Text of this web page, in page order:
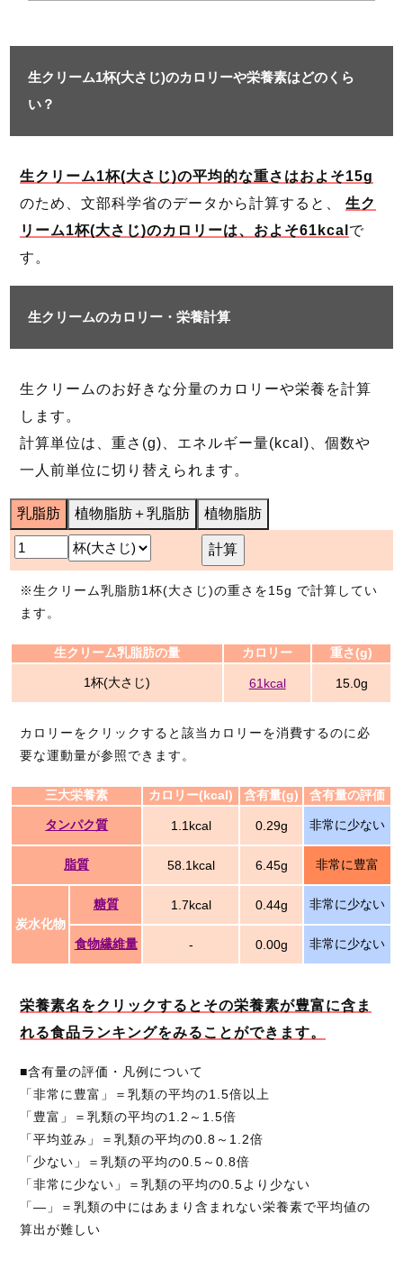
生クリーム1杯(大さじ)のカロリーや栄養素はどのくら
い？
生クリーム1杯(大さじ)の平均的な重さはおよそ15g
のため、文部科学省のデータから計算すると、 生ク
リーム1杯(大さじ)のカロリーは、およそ61kcal で
す。
生クリームのカロリー・栄養計算
生クリームのお好きな分量のカロリーや栄養を計算
します。
計算単位は、重さ(g)、エネルギー量(kcal)、個数や
一人前単位に切り替えられます。
乳脂肪 植物脂肪＋乳脂肪 植物脂肪
計算
※生クリーム乳脂肪1杯(大さじ)の重さを15g で計算してい
ます。
生クリーム乳脂肪の量 カロリー 重さ(g)
1杯(大さじ) 61kcal 15.0g
カロリーをクリックすると該当カロリーを消費するのに必
要な運動量が参照できます。
三大栄養素 カロリー(kcal) 含有量(g) 含有量の評価
タンパク質 1.1kcal 0.29g 非常に少ない
脂質 58.1kcal 6.45g 非常に豊富
炭水化物
糖質 1.7kcal 0.44g 非常に少ない
食物繊維量 - 0.00g 非常に少ない
栄養素名をクリックするとその栄養素が豊富に含ま
れる食品ランキングをみることができます。
■含有量の評価・凡例について
「非常に豊富」＝乳類の平均の1.5倍以上
「豊富」＝乳類の平均の1.2～1.5倍
「平均並み」＝乳類の平均の0.8～1.2倍
「少ない」＝乳類の平均の0.5～0.8倍
「非常に少ない」＝乳類の平均の0.5より少ない
「―」＝乳類の中にはあまり含まれない栄養素で平均値の
算出が難しい